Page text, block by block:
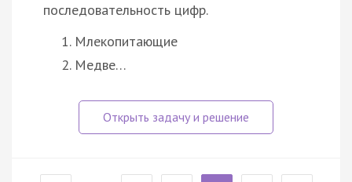
последовательность цифр.
Млекопитающие
Медве…